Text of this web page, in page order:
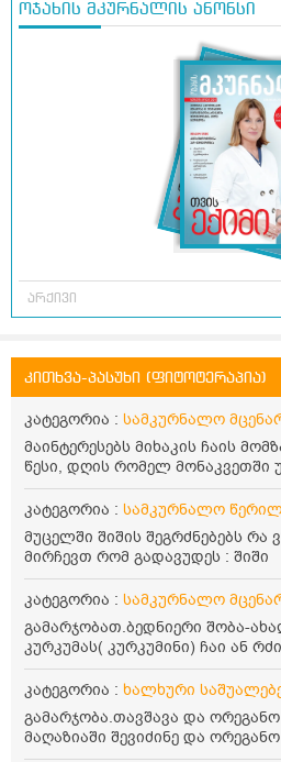
ოჯახის მკურნალის ანონსი
არქივი
კითხვა-პასუხი (ფიტოტერაპია)
კატეგორია : სამკურნალო
მაინტერესებს მიხაკის ჩაის
წესი, დღის რომელ მონაკვეთში
არის სასარგებლო და
კატეგორია : სამკურნალო
მუცელში შიშის შეგრძნებებს რა
მირჩევთ რომ გადავუდეს : შიში
კატეგორია : სამკურნალო
გამარჯობათ.ბედნიერი შობა-
კურკუმას( კურკუმინი) ჩაი ან
წესი. მაინტერესებდა და
კურკუმას გააჩნია ანთების
დამამშვიდებელი და
უნდა მივიღოთო ცხიმთან და
ეფექტურობის მიზნით. 1)
კატეგორია : ხალხური
გამარჯობა.თავშავა და
მაღაზიაში შევიძინე და
დალევის წესი